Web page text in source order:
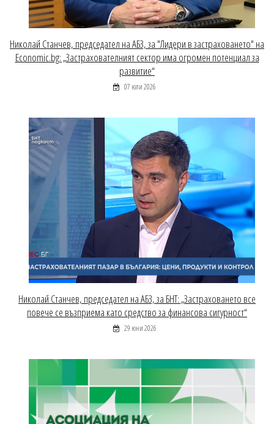
Николай Станчев, председател на АБЗ, за "Лидери в застраховането" на
Economic.bg: „Застрахователният сектор има огромен потенциал за
развитие“
07 юли 2026
Николай Станчев, председател на АБЗ, за БНТ: „Застраховането все
повече се възприема като средство за финансова сигурност“
29 юни 2026